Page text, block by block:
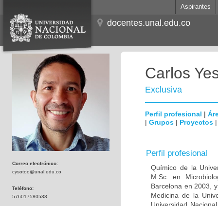
Aspirantes
docentes.unal.edu.co
Correo electrónico:
cysotoo@unal.edu.co
Teléfono:
576017580538
Carlos
Exclusiva
Perfil profesional |
| Grupos | Proyectos
Perfil profesional
Químico de la
M.Sc. en
Barcelona en 2003,
Medicina de la